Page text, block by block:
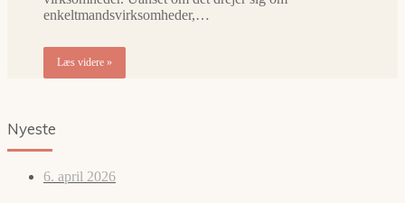
enkeltmandsvirksomheder,…
Læs videre »
Nyeste
6. april 2026